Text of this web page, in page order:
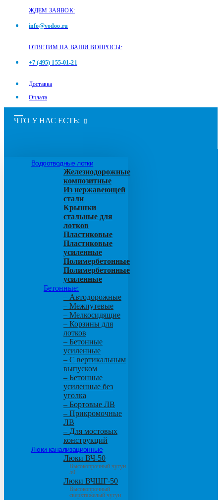
ЖДЕМ ЗАЯВОК:
info@vodoo.ru
ОТВЕТИМ НА ВАШИ ВОПРОСЫ:
+7 (495) 155-01-21
Доставка
Оплата
ЧТО У НАС ЕСТЬ:
Водоотводные лотки
Железнодорожные
композитные
Из нержавеющей
стали
Крышки
стальные для
лотков
Пластиковые
Пластиковые
усиленные
Полимербетонные
Полимербетонные
усиленные
Бетонные:
– Автодорожные
– Межпутевые
– Мелкосидящие
– Корзины для
лотков
– Бетонные
усиленные
– С вертикальным
выпуском
– Бетонные
усиленные без
уголка
– Бортовые ЛВ
– Прикромочные
ЛВ
– Для мостовых
конструкций
Люки канализационные
Люки ВЧ-50
Высокопрочный чугун
50
Люки ВЧШГ-50
Высокопрочный
сверхтяжелый чугун